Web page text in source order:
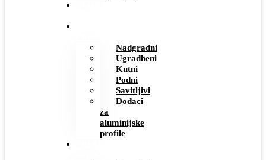
Nadgradni
Ugradbeni
Kutni
Podni
Savitljivi
Dodaci
za
aluminijske
profile